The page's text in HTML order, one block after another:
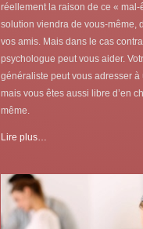
réellement la raison de ce « mal-
solution viendra de vous-même,
vos amis. Mais dans le cas
psychologue peut vous aider.
généraliste peut vous adresser à
mais vous êtes aussi libre d’en
même.
Lire plus…